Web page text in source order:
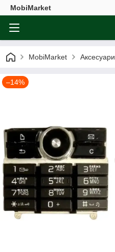
MobiMarket
MobiMarket Аксесуари
–14%